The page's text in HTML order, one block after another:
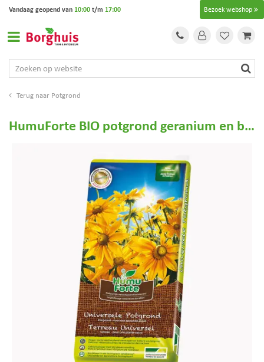
Potgrond
Bezoek webshop
Vandaag geopend van 10:00t/m 17:00
HumuForte BIO potgrond geranium en bloembakken 40L